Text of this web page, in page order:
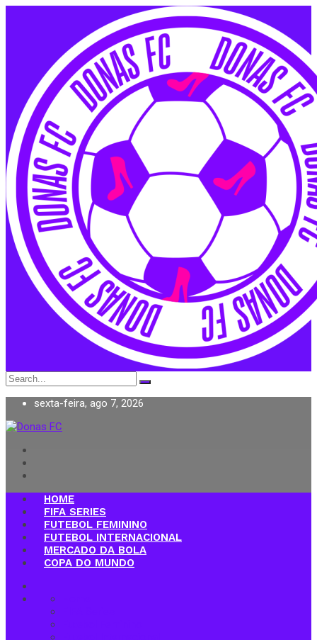
Search
for:
sexta-feira, ago 7, 2026
Donas FC
HOME
FIFA SERIES
FUTEBOL FEMININO
FUTEBOL INTERNACIONAL
MERCADO DA BOLA
COPA DO MUNDO